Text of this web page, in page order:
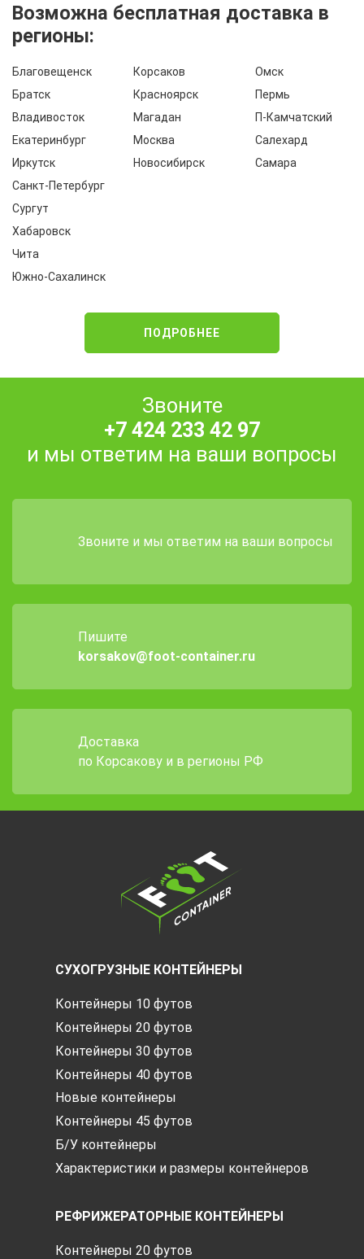
Возможна бесплатная доставка в
регионы:
Благовещенск
Братск
Владивосток
Екатеринбург
Иркутск
Корсаков
Красноярск
Магадан
Москва
Новосибирск
Омск
Пермь
П-Камчатский
Салехард
Самара
Санкт-Петербург
Сургут
Хабаровск
Чита
Южно-Сахалинск
ПОДРОБНЕЕ
Звоните
+7 424 233 42 97
и мы ответим на ваши вопросы
Звоните и мы ответим на ваши вопросы
Пишите
korsakov@foot-container.ru
Доставка
по Корсакову и в регионы РФ
СУХОГРУЗНЫЕ КОНТЕЙНЕРЫ
Контейнеры 10 футов
Контейнеры 20 футов
Контейнеры 30 футов
Контейнеры 40 футов
Новые контейнеры
Контейнеры 45 футов
Б/У контейнеры
Характеристики и размеры контейнеров
РЕФРИЖЕРАТОРНЫЕ КОНТЕЙНЕРЫ
Контейнеры 20 футов